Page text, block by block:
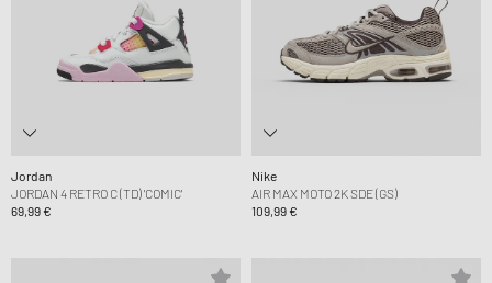
Jordan
JORDAN 4 RETRO C (TD) 'COMIC'
69,99 €
Nike
AIR MAX MOTO 2K SDE (GS)
109,99 €